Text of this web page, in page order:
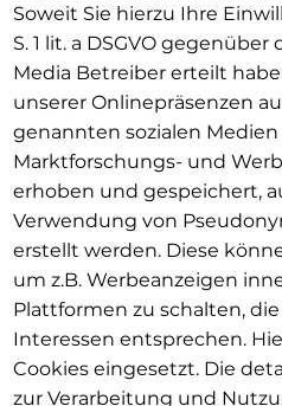
Soweit Sie hierzu Ihre
S. 1 lit. a DSGVO
Media Betreiber erteilt
unserer Onlinepräsenzen
genannten sozialen
Marktforschungs- und
erhoben und gespeichert,
Verwendung von
erstellt werden. Diese
um z.B. Werbeanzeigen
Plattformen zu schalten,
Interessen entsprechen.
Cookies eingesetzt. Die
zur Verarbeitung und